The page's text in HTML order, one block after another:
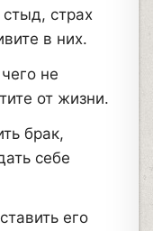
страх
в них.
не
от жизни.
брак,
себе
его